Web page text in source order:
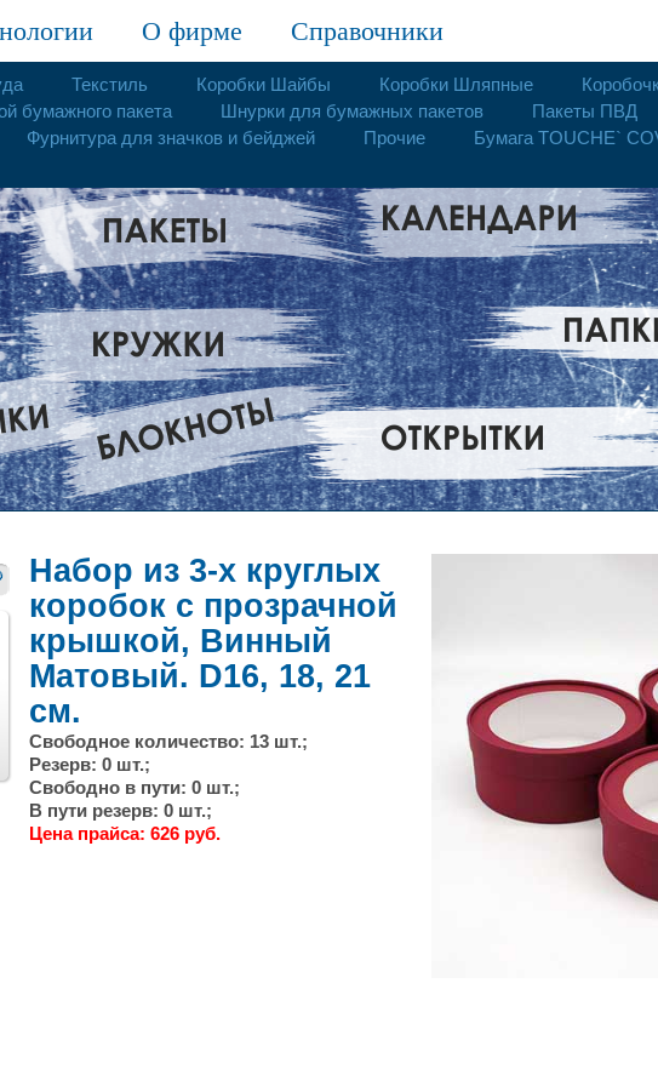
О фирме Справочники
Текстиль Коробки Шайбы Коробки Шляпные
бумажного пакета
Шнурки для бумажных пакетов
Пакеты ПВД
Фурнитура для значков и бейджей
Прочие Бумага TOUCHE`
След.
Набор из 3-х круглых
коробок с прозрачной
крышкой, Винный
Матовый. D16, 18, 21
см.
Свободное количество: 13 шт.;
Резерв: 0 шт.;
Свободно в пути: 0 шт.;
В пути резерв: 0 шт.;
Цена прайса: 626 руб.